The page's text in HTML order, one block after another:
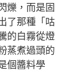
爍，而是固
了那種「咕
的白霧從燈
蒸煮過頭的
個醬料學